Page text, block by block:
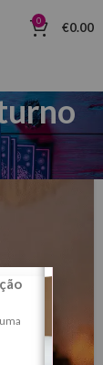
0 €0.00